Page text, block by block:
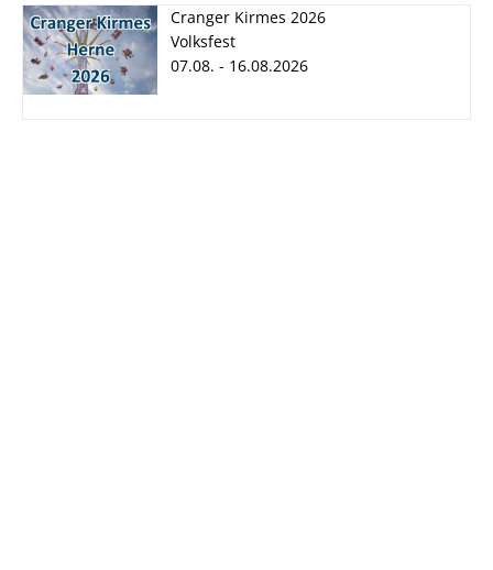
Cranger Kirmes 2026
Volksfest
07.08. - 16.08.2026